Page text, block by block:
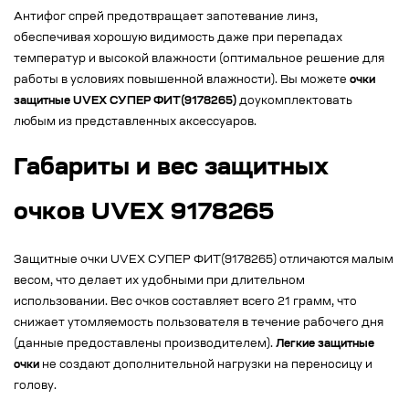
Антифог спрей предотвращает запотевание линз,
обеспечивая хорошую видимость даже при перепадах
температур и высокой влажности (оптимальное решение для
работы в условиях повышенной влажности). Вы можете очки
защитные UVEX СУПЕР ФИТ(9178265) доукомплектовать
любым из представленных аксессуаров.
Габариты и вес защитных
очков UVEX 9178265
Защитные очки UVEX СУПЕР ФИТ(9178265) отличаются малым
весом, что делает их удобными при длительном
использовании. Вес очков составляет всего 21 грамм, что
снижает утомляемость пользователя в течение рабочего дня
(данные предоставлены производителем). Легкие защитные
очки не создают дополнительной нагрузки на переносицу и
голову.